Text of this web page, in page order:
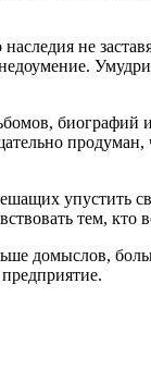
не
упустить
тем, кто
домыслов,